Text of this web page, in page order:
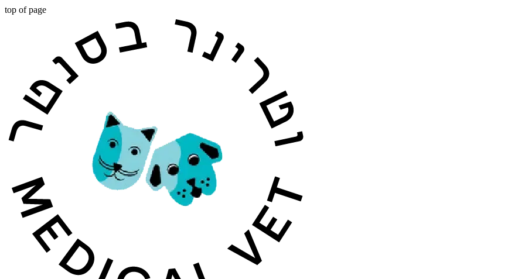
top of page